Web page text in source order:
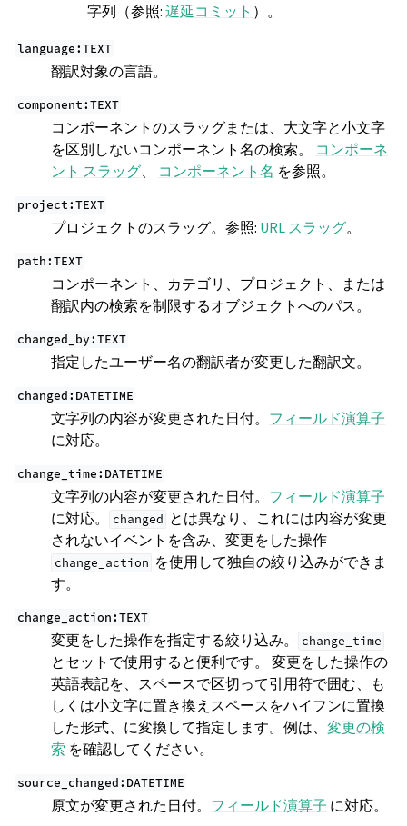
字列（参照:遅延コミット ）。
language:TEXT
翻訳対象の言語。
component:TEXT
コンポーネントのスラッグまたは、大文字と小文字
を区別しないコンポーネント名の検索。 コンポーネ
ント スラッグ、 コンポーネント名 を参照。
project:TEXT
プロジェクトのスラッグ。参照: URL スラッグ。
path:TEXT
コンポーネント、カテゴリ、プロジェクト、または
翻訳内の検索を制限するオブジェクトへのパス。
changed_by:TEXT
指定したユーザー名の翻訳者が変更した翻訳文。
changed:DATETIME
文字列の内容が変更された日付。 フィールド演算子
に対応。
change_time:DATETIME
文字列の内容が変更された日付。 フィールド演算子
に対応。
changed とは異なり、これには内容が変更
されないイベントを含み、変更をした操作
change_action を使用して独自の絞り込みができま
す。
change_action:TEXT
変更をした操作を指定する絞り込み。 change_time
とセットで使用すると便利です。 変更をした操作の
英語表記を、スペースで区切って引用符で囲む、も
しくは小文字に置き換えスペースをハイフンに置換
した形式、に変換して指定します。例は、 変更の検
索 を確認してください。
source_changed:DATETIME
原文が変更された日付。 フィールド演算子 に対応。